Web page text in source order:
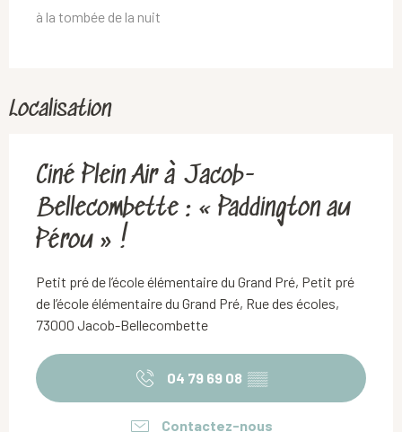
à la tombée de la nuit
Localisation
Ciné Plein Air à Jacob-
Bellecombette : « Paddington au
Pérou » !
Petit pré de l’école élémentaire du Grand Pré, Petit pré
de l’école élémentaire du Grand Pré, Rue des écoles,
73000 Jacob-Bellecombette
04 79 69 08 ▒▒
Contactez-nous